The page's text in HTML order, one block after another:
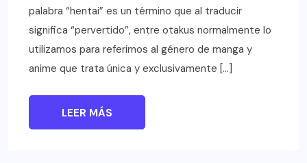
palabra “hentai” es un término que al traducir
significa “pervertido”, entre otakus normalmente lo
utilizamos para referirnos al género de manga y
anime que trata única y exclusivamente […]
LEER MÁS